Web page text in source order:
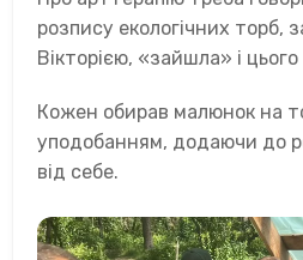
розпису екологічних торб,
Вікторією, «зайшла» і цього
Кожен обирав малюнок на
уподобанням, додаючи до
від себе.